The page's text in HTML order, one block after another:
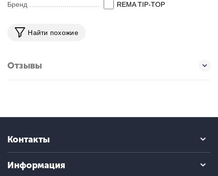
Бренд REMA TIP-TOP
Найти похожие
Отзывы
Контакты
Информация